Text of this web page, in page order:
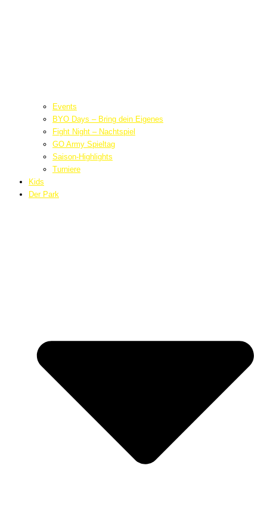
Events
BYO Days – Bring dein Eigenes
Fight Night – Nachtspiel
GO Army Spieltag
Saison-Highlights
Turniere
Kids
Der Park